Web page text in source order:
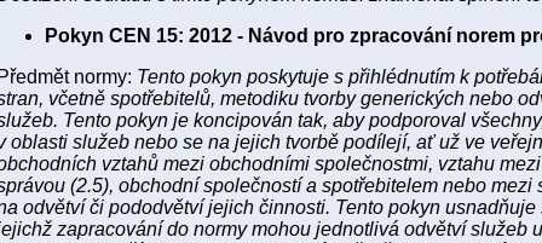
Pokyn CEN 15: 2012 - Návod pro zpracování norem
normy: Tento pokyn poskytuje s přihlédnutím k
včetně spotřebitelů, metodiku tvorby generických nebo
Tento pokyn je koncipován tak, aby podporoval
oblasti služeb nebo se na jejich tvorbě podílejí, ať už ve
vztahů mezi obchodními společnostmi, vztahu
(2.5), obchodní společností a spotřebitelem nebo
odvětví či pododvětví jejich činnosti. Tento pokyn
zapracování do normy mohou jednotlivá odvětví služeb